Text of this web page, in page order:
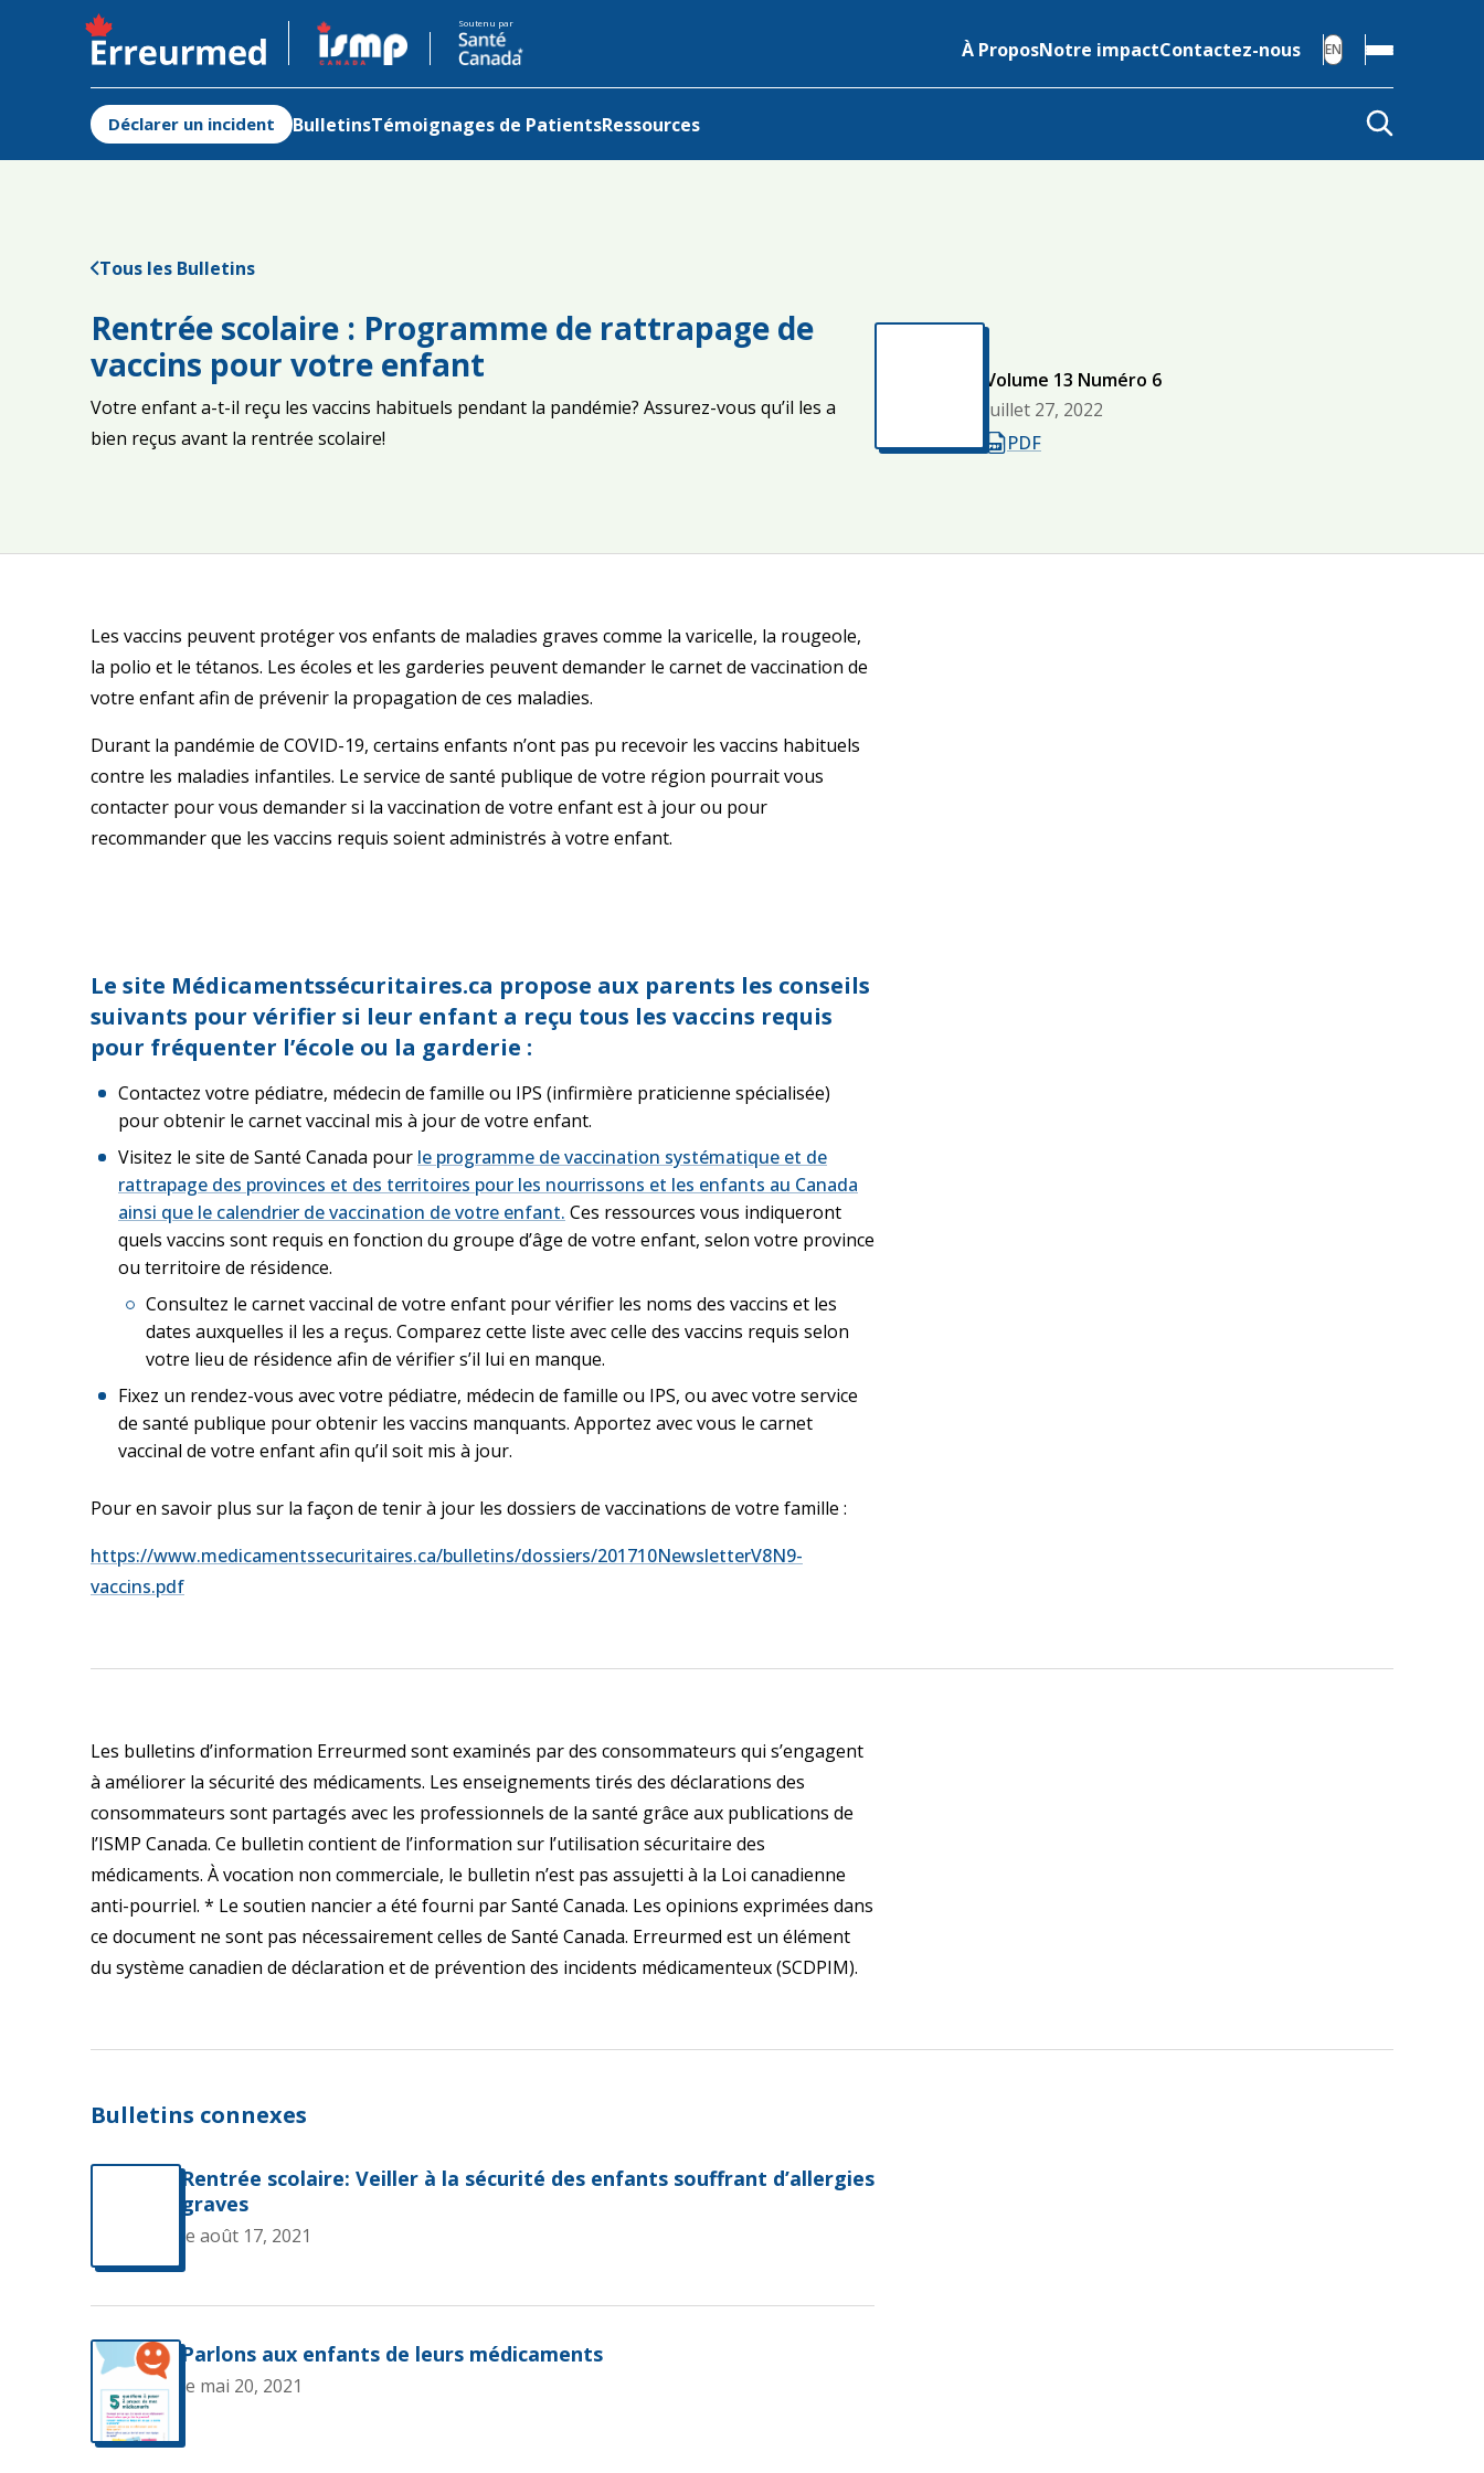
Soutenu par
À ProposNotre impactContactez-nous EN
Déclarer un incident BulletinsTémoignages de PatientsRessources
Tous les Bulletins
Rentrée scolaire : Programme de rattrapage de
vaccins pour votre enfant
Votre enfant a-t-il reçu les vaccins habituels pendant la pandémie? Assurez-vous qu’il les a
bien reçus avant la rentrée scolaire!
S'ouvre dans un nouvel onglet
Volume 13 Numéro 6
juillet 27, 2022
PDFS'ouvre dans un nouvel onglet
Les vaccins peuvent protéger vos enfants de maladies graves comme la varicelle, la rougeole,
la polio et le tétanos. Les écoles et les garderies peuvent demander le carnet de vaccination de
votre enfant afin de prévenir la propagation de ces maladies.
Durant la pandémie de COVID-19, certains enfants n’ont pas pu recevoir les vaccins habituels
contre les maladies infantiles. Le service de santé publique de votre région pourrait vous
contacter pour vous demander si la vaccination de votre enfant est à jour ou pour
recommander que les vaccins requis soient administrés à votre enfant.
Le site Médicamentssécuritaires.ca propose aux parents les conseils
suivants pour vérifier si leur enfant a reçu tous les vaccins requis
pour fréquenter l’école ou la garderie :
Contactez votre pédiatre, médecin de famille ou IPS (infirmière praticienne spécialisée)
pour obtenir le carnet vaccinal mis à jour de votre enfant.
Visitez le site de Santé Canada pour le programme de vaccination systématique et de
rattrapage des provinces et des territoires pour les nourrissons et les enfants au Canada
ainsi que le calendrier de vaccination de votre enfant. Ces ressources vous indiqueront
quels vaccins sont requis en fonction du groupe d’âge de votre enfant, selon votre province
ou territoire de résidence.
Consultez le carnet vaccinal de votre enfant pour vérifier les noms des vaccins et les
dates auxquelles il les a reçus. Comparez cette liste avec celle des vaccins requis selon
votre lieu de résidence afin de vérifier s’il lui en manque.
Fixez un rendez-vous avec votre pédiatre, médecin de famille ou IPS, ou avec votre service
de santé publique pour obtenir les vaccins manquants. Apportez avec vous le carnet
vaccinal de votre enfant afin qu’il soit mis à jour.
Pour en savoir plus sur la façon de tenir à jour les dossiers de vaccinations de votre famille :
https://www.medicamentssecuritaires.ca/bulletins/dossiers/201710NewsletterV8N9-
vaccins.pdf
Les bulletins d’information Erreurmed sont examinés par des consommateurs qui s’engagent
à améliorer la sécurité des médicaments. Les enseignements tirés des déclarations des
consommateurs sont partagés avec les professionnels de la santé grâce aux publications de
l’ISMP Canada. Ce bulletin contient de l’information sur l’utilisation sécuritaire des
médicaments. À vocation non commerciale, le bulletin n’est pas assujetti à la Loi canadienne
anti-pourriel. * Le soutien nancier a été fourni par Santé Canada. Les opinions exprimées dans
ce document ne sont pas nécessairement celles de Santé Canada. Erreurmed est un élément
du système canadien de déclaration et de prévention des incidents médicamenteux (SCDPIM).
Bulletins connexes
Rentrée scolaire: Veiller à la sécurité des enfants souffrant d’allergies
graves
le août 17, 2021
Parlons aux enfants de leurs médicaments
le mai 20, 2021